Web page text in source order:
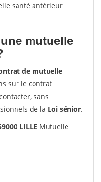
santé antérieur
mutuelle
de mutuelle
sur le contrat
sans
de la Loi sénior.
LILLE Mutuelle